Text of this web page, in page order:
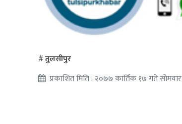
तुलसीपुर
प्रकाशित मिति : २०७७ कार्तिक १७ गते सोमवार